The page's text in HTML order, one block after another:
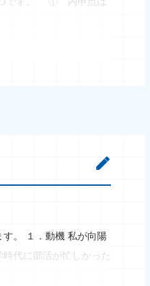
。 １．動機 私が向陽
代に部活が忙しかった